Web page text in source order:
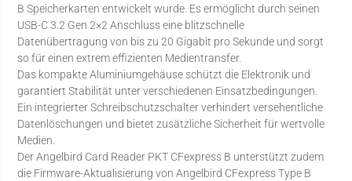
B Speicherkarten entwickelt wurde. Es ermöglicht durch seinen
USB-C 3.2 Gen 2×2 Anschluss eine blitzschnelle
Datenübertragung von bis zu 20 Gigabit pro Sekunde und sorgt
so für einen extrem effizienten Medientransfer.
Das kompakte Aluminiumgehäuse schützt die Elektronik und
garantiert Stabilität unter verschiedenen Einsatzbedingungen.
Ein integrierter Schreibschutzschalter verhindert versehentliche
Datenlöschungen und bietet zusätzliche Sicherheit für wertvolle
Medien.
Der Angelbird Card Reader PKT CFexpress B unterstützt zudem
die Firmware-Aktualisierung von Angelbird CFexpress Type B